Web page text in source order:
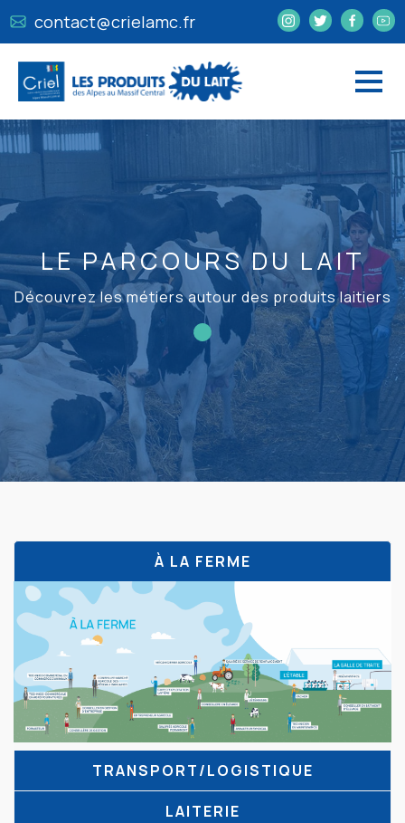
contact@crielamc.fr
LE PARCOURS DU LAIT
Découvrez les métiers autour des produits laitiers
À LA FERME
TRANSPORT/LOGISTIQUE
LAITERIE